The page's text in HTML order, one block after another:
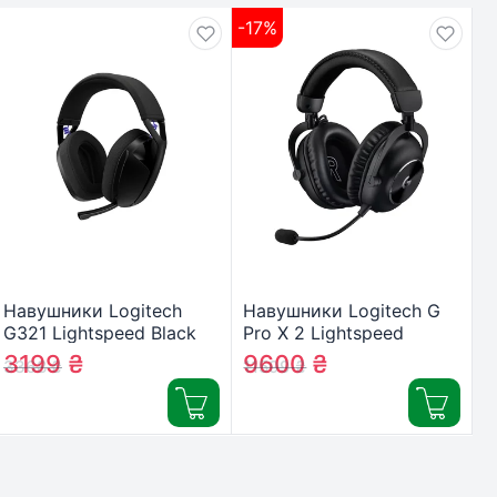
Навушники Logitech
G321 Lightspeed Black
(981-001563)
3368₴
3199 ₴
-17%
Навушники Logitech G
Pro X 2 Lightspeed
Wireless Black (981-
001263)
11599₴
9600₴